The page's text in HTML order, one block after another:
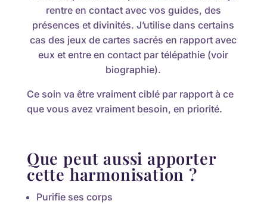
rentre en contact avec vos guides, des
présences et divinités. J’utilise dans certains
cas des jeux de cartes sacrés en rapport avec
eux et entre en contact par télépathie (voir
biographie).
Ce soin va être vraiment ciblé par rapport à ce
que vous avez vraiment besoin, en priorité.
Que peut aussi apporter
cette harmonisation ?
Purifie ses corps